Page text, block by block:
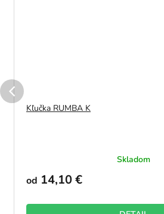
Kľučka RUMBA K
Skladom
od 14,10 €